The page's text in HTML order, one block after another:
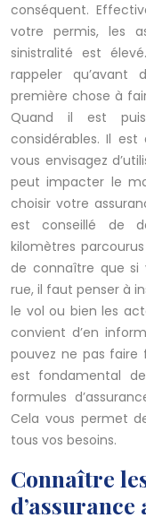
conséquent.
votre permis, les
sinistralité est
rappeler qu’avant
première chose à
Quand il est
considérables. Il
vous envisagez
peut impacter le
choisir votre
est conseillé de
kilomètres
de connaître que si
rue, il faut penser à
le vol ou bien les
convient d’en
pouvez ne pas faire
est fondamental
formules
Cela vous permet
tous vos besoins.
Connaître
d’assurance